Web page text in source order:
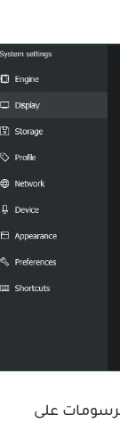
على